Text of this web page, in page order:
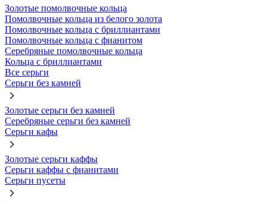
Золотые помолвочные кольца
Помолвочные кольца из белого золота
Помолвочные кольца с бриллиантами
Помолвочные кольца с фианитом
Серебряные помолвочные кольца
Кольца с бриллиантами
Все серьги
Серьги без камней
Золотые серьги без камней
Серебряные серьги без камней
Серьги кафы
Золотые серьги каффы
Серьги каффы с фианитами
Серьги пусеты